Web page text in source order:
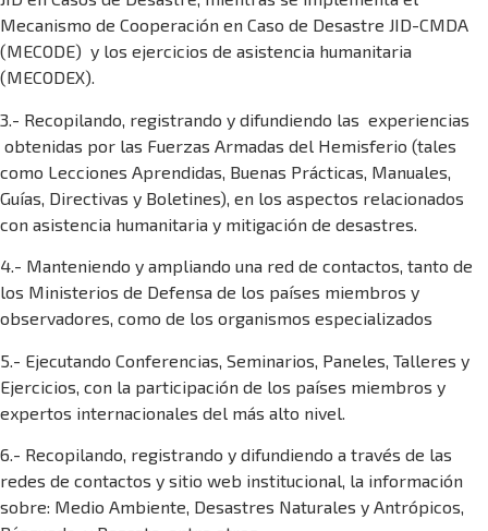
Mecanismo de Cooperación en Caso de Desastre JID-CMDA
(MECODE) y los ejercicios de asistencia humanitaria
(MECODEX).
3.- Recopilando, registrando y difundiendo las experiencias
obtenidas por las Fuerzas Armadas del Hemisferio (tales
como Lecciones Aprendidas, Buenas Prácticas, Manuales,
Guías, Directivas y Boletines), en los aspectos relacionados
con asistencia humanitaria y mitigación de desastres.
4.- Manteniendo y ampliando una red de contactos, tanto de
los Ministerios de Defensa de los países miembros y
observadores, como de los organismos especializados
5.- Ejecutando Conferencias, Seminarios, Paneles, Talleres y
Ejercicios, con la participación de los países miembros y
expertos internacionales del más alto nivel.
6.- Recopilando, registrando y difundiendo a través de las
redes de contactos y sitio web institucional, la información
sobre: Medio Ambiente, Desastres Naturales y Antrópicos,